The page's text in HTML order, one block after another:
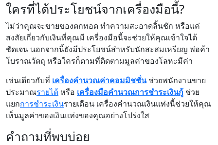
ใครที่ได้ประโยชน์จากเครื่องมือนี้?
ไม่ว่าคุณจะขายของตกทอด ทำความสะอาดลิ้นชัก หรือแค่
สงสัยเกี่ยวกับเงินที่คุณมี เครื่องมือนี้จะช่วยให้คุณเข้าใจได้
ชัดเจน นอกจากนี้ยังมีประโยชน์สำหรับนักสะสมเหรียญ พ่อค้า
โบราณวัตถุ หรือใครก็ตามที่ติดตามมูลค่าของโลหะมีค่า
เช่นเดียวกับที่ เครื่องคำนวณค่าคอมมิชชั่นช่วยพนักงานขาย
ประมาณรายได้หรือ เครื่องมือคำนวณการชำระเงินกู้ ช่วย
แยกการชำระเงินรายเดือน เครื่องคำนวณเงินแท่งนี้ช่วยให้คุณ
เห็นมูลค่าของเงินแท่งของคุณอย่างโปร่งใส
คำถามที่พบบ่อย